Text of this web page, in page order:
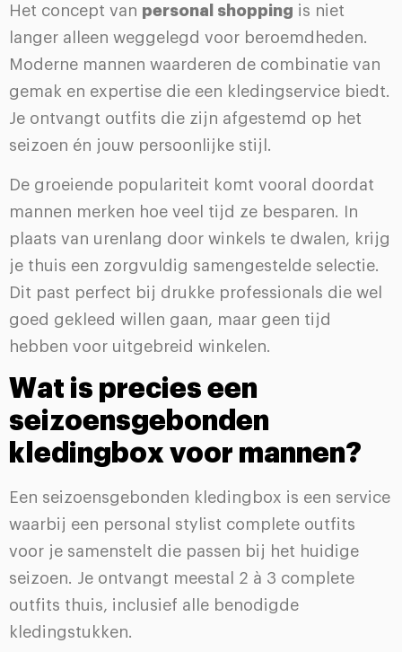
Het concept van personal shopping is niet
langer alleen weggelegd voor beroemdheden.
Moderne mannen waarderen de combinatie van
gemak en expertise die een kledingservice biedt.
Je ontvangt outfits die zijn afgestemd op het
seizoen én jouw persoonlijke stijl.
De groeiende populariteit komt vooral doordat
mannen merken hoe veel tijd ze besparen. In
plaats van urenlang door winkels te dwalen, krijg
je thuis een zorgvuldig samengestelde selectie.
Dit past perfect bij drukke professionals die wel
goed gekleed willen gaan, maar geen tijd
hebben voor uitgebreid winkelen.
Wat is precies een
seizoensgebonden
kledingbox voor mannen?
Een seizoensgebonden kledingbox is een service
waarbij een personal stylist complete outfits
voor je samenstelt die passen bij het huidige
seizoen. Je ontvangt meestal 2 à 3 complete
outfits thuis, inclusief alle benodigde
kledingstukken.